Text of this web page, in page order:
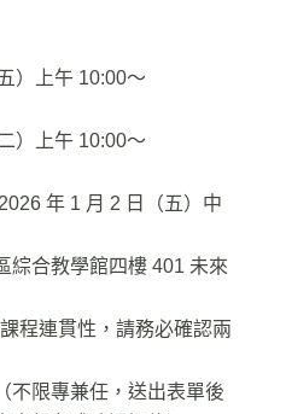
）上午 10:00～
）上午 10:00～
年 1 月 2 日（五）中
綜合教學館四樓 401 未來
程連貫性，請務必確認兩
不限專兼任，送出表單後